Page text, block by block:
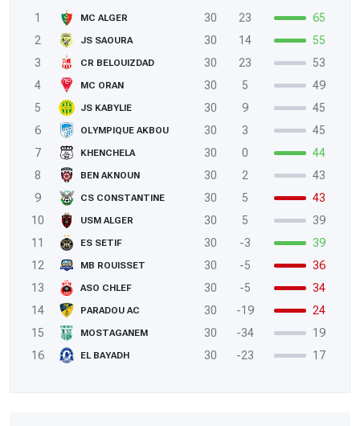
1 MC ALGER 30 23
65
2
JS SAOURA 30 14
55
3
CR BELOUIZDAD 30 23
53
4
MC ORAN 30 5
49
5
JS KABYLIE 30 9
45
6
OLYMPIQUE AKBOU 30 3
45
7
KHENCHELA 30 0
44
8
BEN AKNOUN 30 2
43
9
CS CONSTANTINE 30 5
43
10
USM ALGER 30 5
39
11
ES SETIF 30 -3
39
12
MB ROUISSET 30 -5
36
13
ASO CHLEF 30 -5
34
14
PARADOU AC 30 -19
24
15
MOSTAGANEM 30 -34
19
16
EL BAYADH 30 -23 17